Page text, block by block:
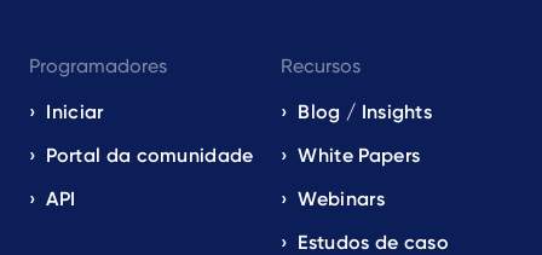
Programadores
Iniciar
Portal da comunidade
API
Recursos
Blog / Insights
White Papers
Webinars
Estudos de caso